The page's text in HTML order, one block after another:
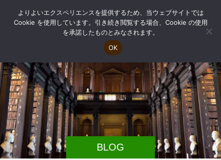
BLOG
よりよいエクスペリエンスを提供するため、当ウェブサイトでは
Cookie を使用しています。引き続き閲覧する場合、Cookie の使用
を承諾したものとみなされます。
OK